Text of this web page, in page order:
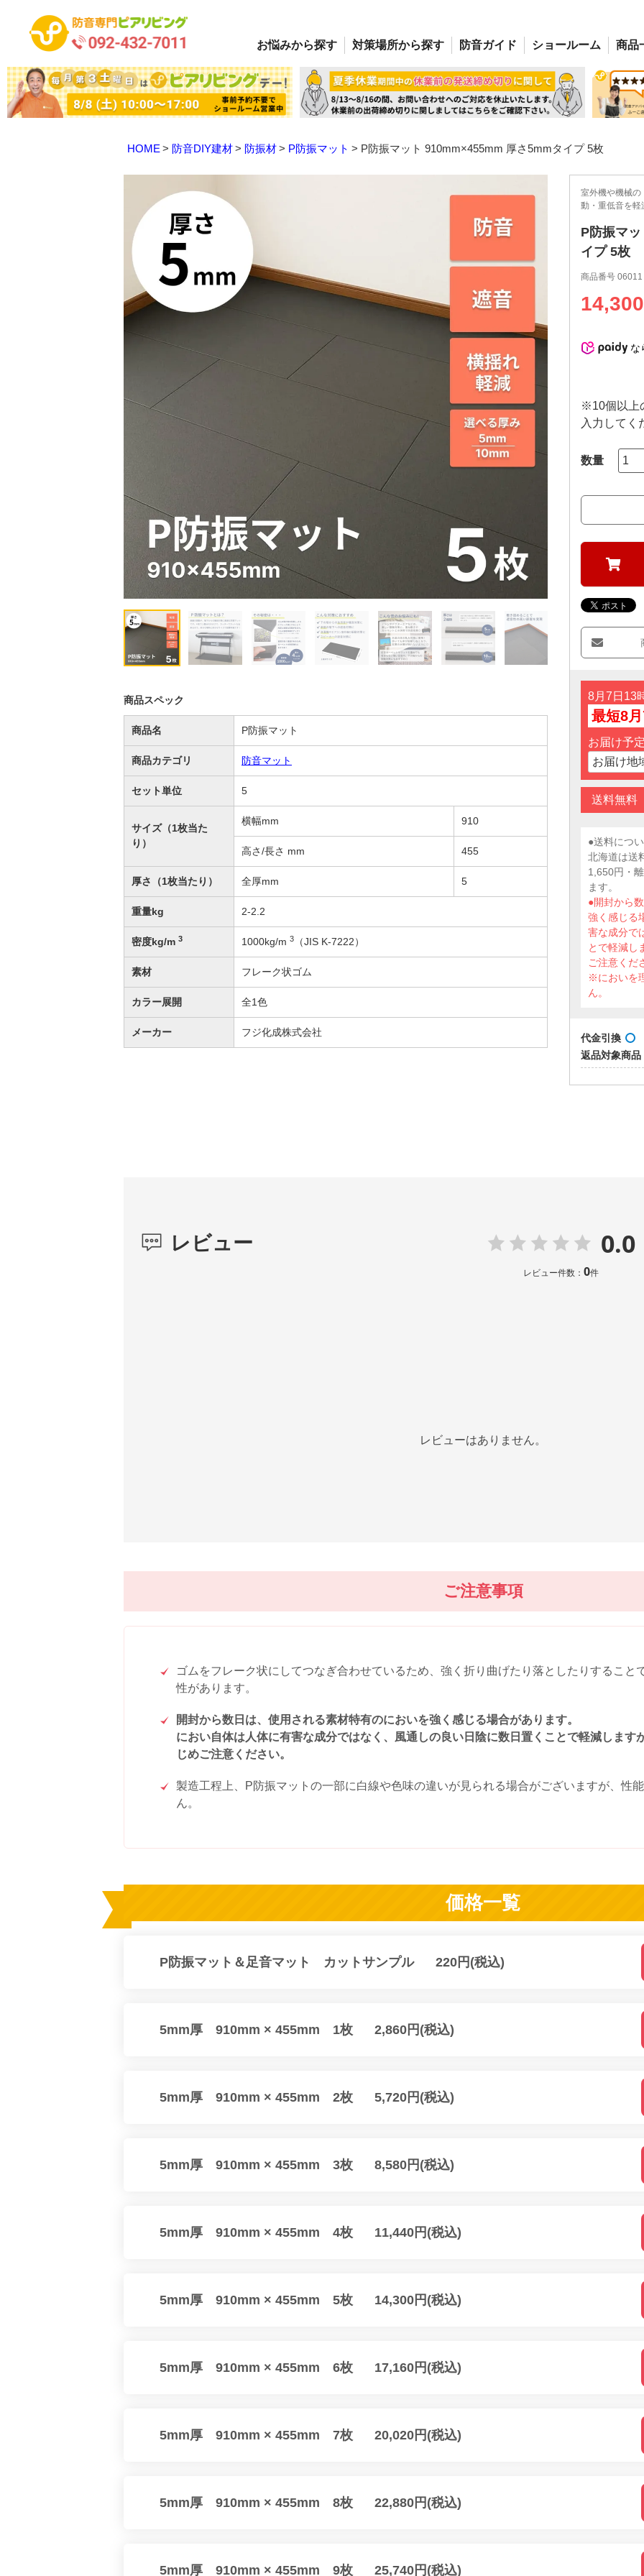
お悩みから探す 対策場所から探す 防音ガイド ショールーム 商品
HOME 防音DIY建材 防振材 P防振マット P防振マット 910mm×455mm 厚さ5mmタイプ 5枚
商品スペック
商品名 P防振マット
商品カテゴリ 防音マット
セット単位 5
サイズ（1枚当た
り）
横幅mm 910
高さ/長さ mm 455
厚さ（1枚当たり） 全厚mm 5
重量kg 2-2.2
密度kg/m 3 1000kg/m 3 （JIS K-7222）
素材 フレーク状ゴム
カラー展開 全1色
メーカー フジ化成株式会社
室外機や機械の
動・重低音を軽
P防振マ
イプ 5枚
商品番号 06011
14,300
な
※10個以上
入力してく
8月7日13
最短8
お届け予
送料無料
●送料につ
北海道は送
1,650円・
ます。
●開封から
強く感じる
害な成分で
とで軽減し
ご注意くだ
※においを
ん。
代金引換
返品対象商品
レビュー 0.0
レビュー件数： 0件
レビューはありません。
ご注意事項
ゴムをフレーク状にしてつなぎ合わせているため、強く折り曲げたり落としたりすること
性があります。
開封から数日は、使用される素材特有のにおいを強く感じる場合があります。
におい自体は人体に有害な成分ではなく、風通しの良い日陰に数日置くことで軽減します
じめご注意ください。
製造工程上、P防振マットの一部に白線や色味の違いが見られる場合がございますが、性
ん。
価格一覧
P防振マット＆足音マット カットサンプル 220円(税込)
5mm厚 910mm × 455mm 1枚 2,860円(税込)
5mm厚 910mm × 455mm 2枚 5,720円(税込)
5mm厚 910mm × 455mm 3枚 8,580円(税込)
5mm厚 910mm × 455mm 4枚 11,440円(税込)
5mm厚 910mm × 455mm 5枚 14,300円(税込)
5mm厚 910mm × 455mm 6枚 17,160円(税込)
5mm厚 910mm × 455mm 7枚 20,020円(税込)
5mm厚 910mm × 455mm 8枚 22,880円(税込)
5mm厚 910mm × 455mm 9枚 25,740円(税込)